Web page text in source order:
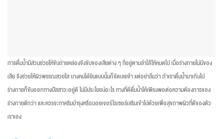
การดื่มน้ำมีส่วนช่วยให้ขับถ่ายคล่องจึงขับของเสียต่าง ๆ ที่อยู่ตามลำไส้ให้หมดไป เมื่อร่างกายไม่มีของ
เสีย จึงช่วยให้ผิวพรรณสวยใส บางคนได้ยินแบบนั้นก็จัดเลยจ้า แต่อย่าลืมว่า ถ้าเราดื่มน้ำมาเกินไป
ร่างกายก็ขับออกทางปัสสาวะอยู่ดี ไม่มีประโยชน์อะไร ทางที่ดีดื่มน้ำให้เพียงพอต่อความต้องการของ
ร่างกายดีกว่า และควรจะทาครีมบำรุงหรือมอยเจอร์ไรเซอร์เสริมเข้าไปด้วยเพื่อสุขภาพผิวที่ดีของตัว
เราเอง